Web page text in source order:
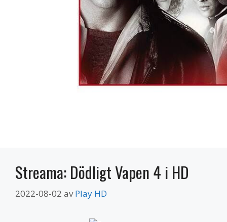
Streama: Dödligt Vapen 4 i HD
2022-08-02 avPlay HD